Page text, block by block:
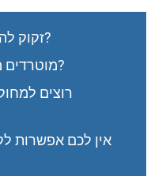
זקוק להסרת פסקי דין מהאינטרנט?
מוטרדים מפסקי דין המופיעים בגוגל?
רוצים
אין לכם אפשרות